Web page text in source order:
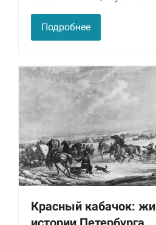
Подробнее
Красный кабачок: